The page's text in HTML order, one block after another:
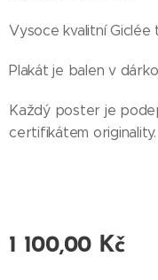
Vysoce kvalitní
Plakát je balen v
Každý poster je
certifikátem originality.
1 100,00 Kč